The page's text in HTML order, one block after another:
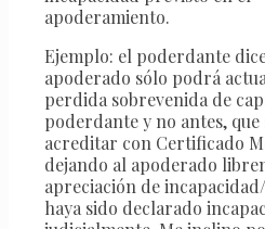
apoderamiento.
Ejemplo: el poderdante
apoderado sólo podrá
perdida sobrevenida de
poderdante y no antes, que
acreditar con Certificado
dejando al apoderado
apreciación de
haya sido declarado